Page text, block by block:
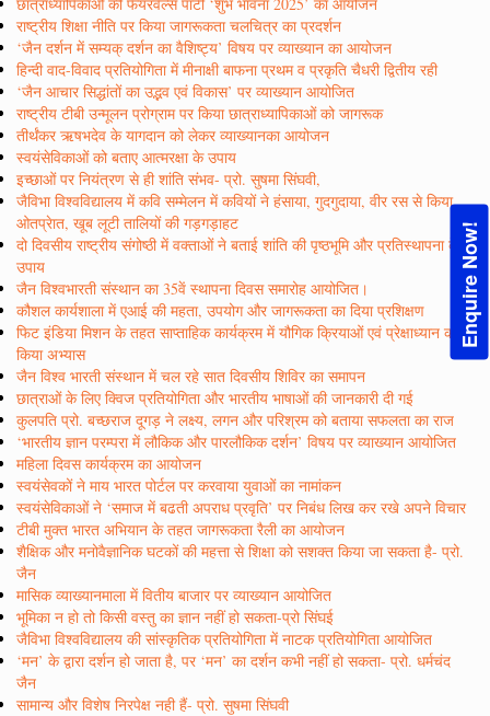
Enquire Now!
राष्ट्रीय शिक्षा नीति पर किया जागरूकता चलचित्र का प्रदर्शन
‘जैन दर्शन में सम्यक् दर्शन का वैशिष्ट्य’ विषय पर व्याख्यान का आयोजन
हिन्दी वाद-विवाद प्रतियोगिता में मीनाक्षी बाफना प्रथम व प्रकृति चैधरी द्वितीय रही
‘जैन आचार सिद्धांतों का उद्भव एवं विकास’ पर व्याख्यान आयोजित
राष्ट्रीय टीबी उन्मूलन प्रोग्राम पर किया छात्राध्यापिकाओं को जागरूक
तीर्थंकर ऋषभदेव के यागदान को लेकर व्याख्यानका आयोजन
स्वयंसेविकाओं को बताए आत्मरक्षा के उपाय
इच्छाओं पर नियंत्रण से ही शांति संभव- प्रो. सुषमा सिंघवी,
जैविभा विश्वविद्यालय में कवि सम्मेलन में कवियों ने हंसाया, गुदगुदाया, वीर रस से किया
ओतप्रेात, खूब लूटी तालियों की गड़गड़ाहट
दो दिवसीय राष्ट्रीय संगोष्ठी में वक्ताओं ने बताई शांति की पृष्ठभूमि और प्रतिस्थापना के
उपाय
जैन विश्वभारती संस्थान का 35वें स्थापना दिवस समारोह आयोजित।
कौशल कार्यशाला में एआई की महता, उपयोग और जागरूकता का दिया प्रशिक्षण
फिट इंडिया मिशन के तहत साप्ताहिक कार्यक्रम में यौगिक क्रियाओं एवं प्रेक्षाध्यान का
किया अभ्यास
जैन विश्व भारती संस्थान में चल रहे सात दिवसीय शिविर का समापन
छात्राओं के लिए क्विज प्रतियोगिता और भारतीय भाषाओं की जानकारी दी गई
कुलपति प्रो. बच्छराज दूगड़ ने लक्ष्य, लगन और परिश्रम को बताया सफलता का राज
‘भारतीय ज्ञान परम्परा में लौकिक और पारलौकिक दर्शन’ विषय पर व्याख्यान आयोजित
महिला दिवस कार्यक्रम का आयोजन
स्वयंसेवकों ने माय भारत पोर्टल पर करवाया युवाओं का नामांकन
स्वयंसेविकाओं ने ‘समाज में बढती अपराध प्रवृति’ पर निबंध लिख कर रखे अपने विचार
टीबी मुक्त भारत अभियान के तहत जागरूकता रैली का आयोजन
शैक्षिक और मनोवैज्ञानिक घटकों की महत्ता से शिक्षा को सशक्त किया जा सकता है- प्रो.
जैन
मासिक व्याख्यानमाला में वितीय बाजार पर व्याख्यान आयोजित
भूमिका न हो तो किसी वस्तु का ज्ञान नहीं हो सकता-प्रो सिंघई
जैविभा विश्वविद्यालय की सांस्कृतिक प्रतियोगिता में नाटक प्रतियोगिता आयोजित
‘मन’ के द्वारा दर्शन हो जाता है, पर ‘मन’ का दर्शन कभी नहीं हो सकता- प्रो. धर्मचंद
जैन
सामान्य और विशेष निरपेक्ष नही हैं- प्रो. सुषमा सिंघवी